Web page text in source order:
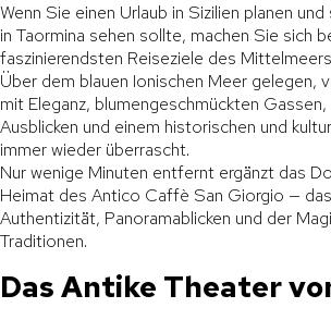
Wenn Sie einen Urlaub in Sizilien planen
in Taormina sehen sollte, machen Sie sich
faszinierendsten Reiseziele des
Über dem blauen Ionischen Meer gelegen,
mit Eleganz, blumengeschmückten Gassen,
Ausblicken und einem historischen und
immer wieder überrascht.
Nur wenige Minuten entfernt ergänzt das
Heimat des Antico Caffè San Giorgio —
Authentizität, Panoramablicken und der
Traditionen.
Das Antike Theater